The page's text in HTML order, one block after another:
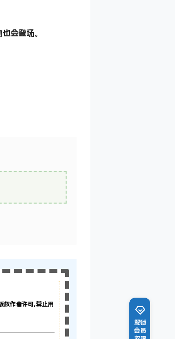
会登场。
权作者许可,禁止用
解锁
会员